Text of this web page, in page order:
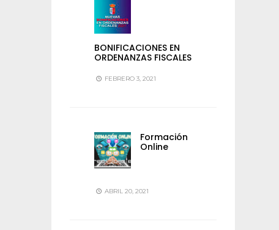
BONIFICACIONES EN
ORDENANZAS FISCALES
FEBRERO 3, 2021
Formación
Online
ABRIL 20, 2021